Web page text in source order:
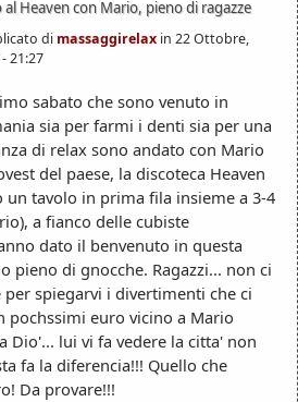
Heaven con Mario, pieno di ragazze
di massaggirelax in 22 Ottobre,
21:27
sabato che sono venuto in
sia per farmi i denti sia per una
di relax sono andato con Mario
del paese, la discoteca Heaven
un tavolo in prima fila insieme a 3-4
a fianco delle cubiste
dato il benvenuto in questa
pieno di gnocche. Ragazzi... non ci
spiegarvi i divertimenti che ci
pochssimi euro vicino a Mario
Dio'... lui vi fa vedere la citta' non
fa la diferencia!!! Quello che
Da provare!!!